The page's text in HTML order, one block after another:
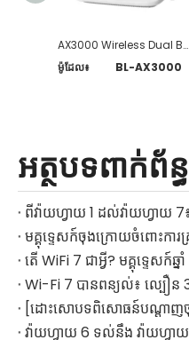
AX3000 Wireless Dual Band Wi-Fi Router 6
ម៉ូដែល៖
BL-AX3000
អត្ថបទពាក់ព័ន្ធ